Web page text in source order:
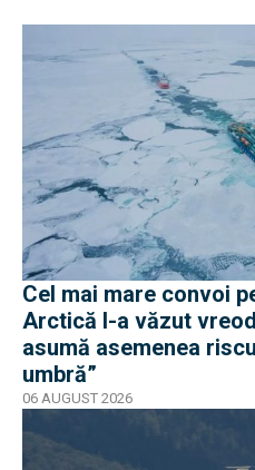
Cel mai mare convoi
Arctică l-a văzut
asumă asemenea
umbră”
06 AUGUST 2026